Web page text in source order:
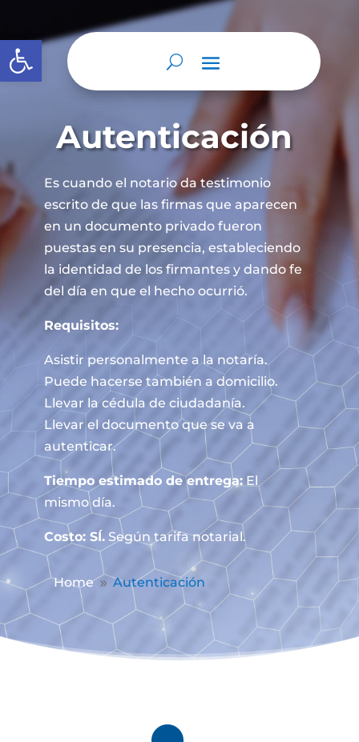
Abrir barra de herramientas
Autenticación
Es cuando el notario da testimonio
escrito de que las firmas que aparecen
en un documento privado fueron
puestas en su presencia, estableciendo
la identidad de los firmantes y dando fe
del día en que el hecho ocurrió.
Requisitos:
Asistir personalmente a la notaría.
Puede hacerse también a domicilio.
Llevar la cédula de ciudadanía.
Llevar el documento que se va a
autenticar.
Tiempo estimado de entrega:El
mismo día.
Costo: SÍ.Según tarifa notarial.
Home 9 Autenticación